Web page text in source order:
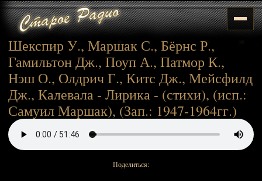
Шекспир У., Маршак С., Бёрнс Р.,
Гамильтон Дж., Поуп А., Патмор К.,
Нэш О., Олдрич Г., Китс Дж., Мейсфилд
Дж., Калевала - Лирика - (стихи), (исп.:
Самуил Маршак), (Зап.: 1947-1964гг.)
Поделиться: